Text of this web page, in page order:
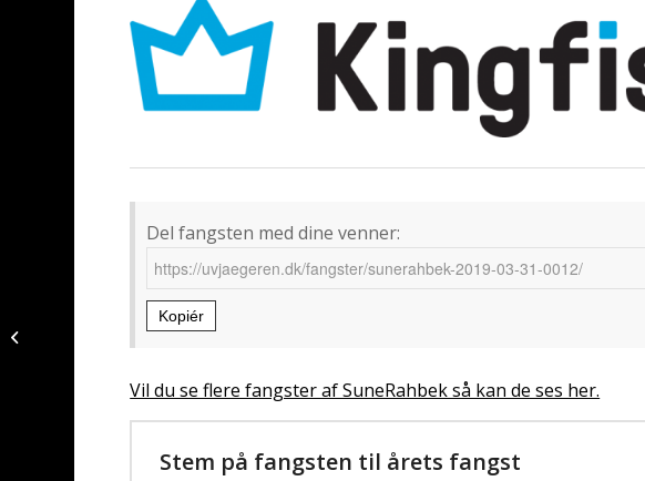
Del fangsten med dine venner:
Kopiér
Vil du se flere fangster af SuneRahbek så kan de ses her.
Stem på fangsten til årets fangst
Torsk fanget af Jesper
Nordin ved Ryggen